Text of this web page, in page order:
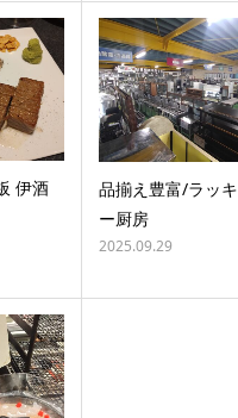
伊酒
品揃え豊富/ラッキ
ー厨房
2025.09.29